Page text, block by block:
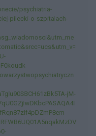
psychiatria-
pilecki-o-szpitalach-
jM-